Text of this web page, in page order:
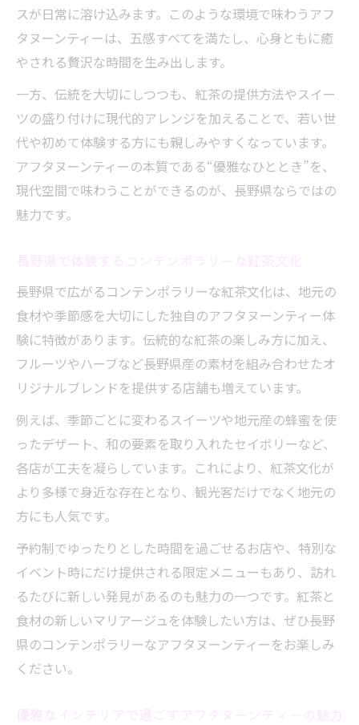
スが日常に溶け込みます。このような環境で味わうアフ
タヌーンティーは、五感すべてを満たし、心身ともに癒
やされる贅沢な時間を生み出します。
一方、伝統を大切にしつつも、紅茶の提供方法やスイー
ツの盛り付けに現代的アレンジを加えることで、若い世
代や初めて体験する方にも親しみやすくなっています。
アフタヌーンティーの本質である“優雅なひととき”を、
現代空間で味わうことができるのが、長野県ならではの
魅力です。
長野県で広がるコンテンポラリーな紅茶文化は、地元の
食材や季節感を大切にした独自のアフタヌーンティー体
験に特徴があります。伝統的な紅茶の楽しみ方に加え、
フルーツやハーブなど長野県産の素材を組み合わせたオ
リジナルブレンドを提供する店舗も増えています。
例えば、季節ごとに変わるスイーツや地元産の蜂蜜を使
ったデザート、和の要素を取り入れたセイボリーなど、
各店が工夫を凝らしています。これにより、紅茶文化が
より多様で身近な存在となり、観光客だけでなく地元の
方にも人気です。
予約制でゆったりとした時間を過ごせるお店や、特別な
イベント時にだけ提供される限定メニューもあり、訪れ
るたびに新しい発見があるのも魅力の一つです。紅茶と
食材の新しいマリアージュを体験したい方は、ぜひ長野
県のコンテンポラリーなアフタヌーンティーをお楽しみ
ください。